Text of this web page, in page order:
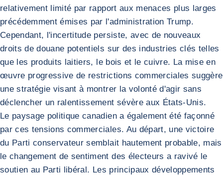
relativement limité par rapport aux menaces plus larges
précédemment émises par l'administration Trump.
Cependant, l'incertitude persiste, avec de nouveaux
droits de douane potentiels sur des industries clés telles
que les produits laitiers, le bois et le cuivre. La mise en
œuvre progressive de restrictions commerciales suggère
une stratégie visant à montrer la volonté d'agir sans
déclencher un ralentissement sévère aux États-Unis.
Le paysage politique canadien a également été façonné
par ces tensions commerciales. Au départ, une victoire
du Parti conservateur semblait hautement probable, mais
le changement de sentiment des électeurs a ravivé le
soutien au Parti libéral. Les principaux développements